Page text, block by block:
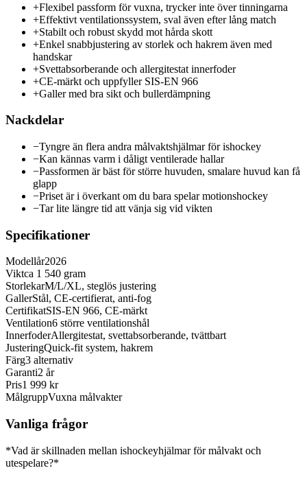
+Flexibel passform för vuxna, trycker inte över tinningarna
+Effektivt ventilationssystem, sval även efter lång match
+Stabilt och robust skydd mot hårda skott
+Enkel snabbjustering av storlek och hakrem även med
handskar
+Svettabsorberande och allergitestat innerfoder
+CE-märkt och uppfyller SIS-EN 966
+Galler med bra sikt och bullerdämpning
Nackdelar
−Tyngre än flera andra målvaktshjälmar för ishockey
−Kan kännas varm i dåligt ventilerade hallar
−Passformen är bäst för större huvuden, smalare huvud kan få
glapp
−Priset är i överkant om du bara spelar motionshockey
−Tar lite längre tid att vänja sig vid vikten
Specifikationer
Modellår2026
Viktca 1 540 gram
StorlekarM/L/XL, steglös justering
GallerStål, CE-certifierat, anti-fog
CertifikatSIS-EN 966, CE-märkt
Ventilation6 större ventilationshål
InnerfoderAllergitestat, svettabsorberande, tvättbart
JusteringQuick-fit system, hakrem
Färg3 alternativ
Garanti2 år
Pris1 999 kr
MålgruppVuxna målvakter
Vanliga frågor
*Vad är skillnaden mellan ishockeyhjälmar för målvakt och
utespelare?*